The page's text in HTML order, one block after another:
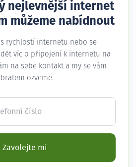
nejlevnější internet
můžeme nabídnout
s rychlostí internetu nebo se
víc o připojení k internetu na
na sebe kontakt a my se vám
ozveme.
číslo
Zavolejte mi